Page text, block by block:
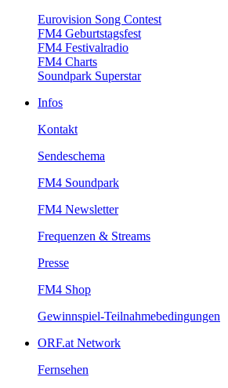
EurovisionSongContest
FM4Geburtstagsfest
FM4Festivalradio
FM4Charts
SoundparkSuperstar
Infos
Kontakt
Sendeschema
FM4Soundpark
FM4Newsletter
Frequenzen&Streams
Presse
FM4Shop
Gewinnspiel-Teilnahmebedingungen
ORF.atNetwork
Fernsehen